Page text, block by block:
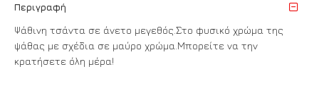
Περιγραφή
Ψάθινη τσάντα σε άνετο μεγεθός.Στο φυσικό χρώμα της
ψάθας με σχέδια σε μαύρο χρώμα.Μπορείτε να την
κρατήσετε όλη μέρα!